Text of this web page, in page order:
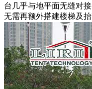
台几乎与地平面无缝对
无需再额外搭建楼梯及